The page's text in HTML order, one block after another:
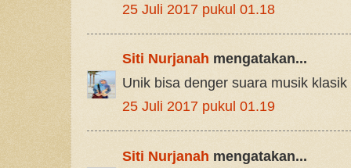
25 Juli 2017 pukul 01.18
Siti Nurjanah mengatakan...
Unik bisa denger suara musik
25 Juli 2017 pukul 01.19
Siti Nurjanah mengatakan...